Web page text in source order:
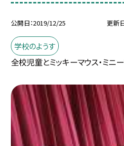
公開日 2019/12/25 更新
学校のようす
全校児童とミッキーマウス・ミニ